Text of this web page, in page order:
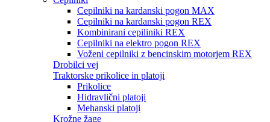
Cepilniki na kardanski pogon MAX
Cepilniki na kardanski pogon REX
Kombinirani cepiliniki REX
Cepilniki na elektro pogon REX
Voženi cepilniki z bencinskim motorjem REX
Drobilci vej
Traktorske prikolice in platoji
Prikolice
Hidravlični platoji
Mehanski platoji
Krožne žage